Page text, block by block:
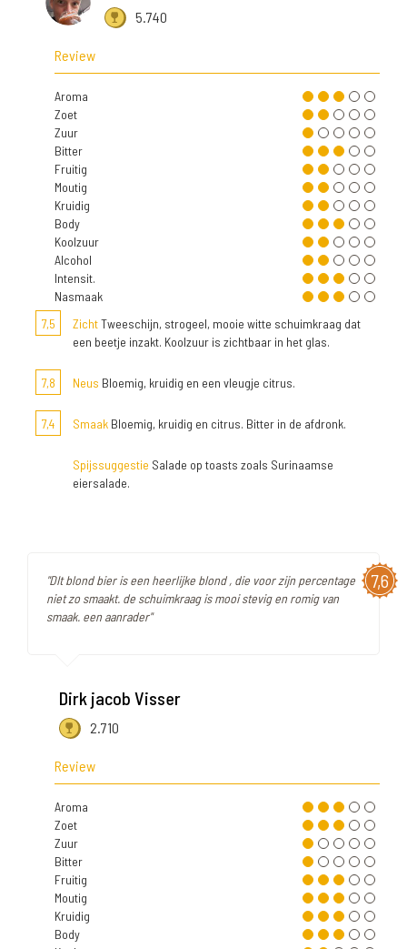
5.740
Review
Aroma
Zoet
Zuur
Bitter
Fruitig
Moutig
Kruidig
Body
Koolzuur
Alcohol
Intensit.
Nasmaak
7,5
ZichtTweeschijn, strogeel, mooie witte schuimkraag dat
een beetje inzakt. Koolzuur is zichtbaar in het glas.
7,8 Neus Bloemig, kruidig en een vleugje citrus.
7,4 Smaak Bloemig, kruidig en citrus. Bitter in de afdronk.
Spijssuggestie Salade op toasts zoals Surinaamse
eiersalade.
7,6
"DIt blond bier is een heerlijke blond , die voor zijn percentage
niet zo smaakt. de schuimkraag is mooi stevig en romig van
smaak. een aanrader"
Dirk jacob Visser
2.710
Review
Aroma
Zoet
Zuur
Bitter
Fruitig
Moutig
Kruidig
Body